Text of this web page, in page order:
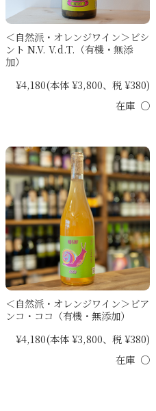
＜自然派・オレンジワイン＞ビシ
ント N.V. V.d.T.（有機・無添
加）
¥4,180(本体 ¥3,800、税 ¥380)
在庫 ○
＜自然派・オレンジワイン＞ビア
ンコ・ココ（有機・無添加）
¥4,180(本体 ¥3,800、税 ¥380)
在庫 ○